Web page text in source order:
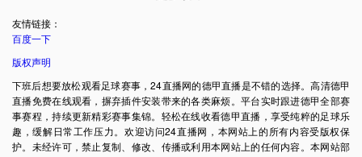
友情链接：
百度一下
版权声明
下班后想要放松观看足球赛事，24直播网的德甲直播是不错的选择。高清德甲
直播免费在线观看，摒弃插件安装带来的各类麻烦。平台实时跟进德甲全部赛
事赛程，持续更新精彩赛事集锦。轻松在线收看德甲直播，享受纯粹的足球乐
趣，缓解日常工作压力。欢迎访问24直播网，本网站上的所有内容受版权保
护。未经许可，禁止复制、修改、传播或利用本网站上的任何内容。本网站部